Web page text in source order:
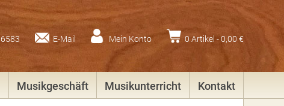
E-Mail Mein Konto 0 Artikel -0,00 €
Musikgeschäft Musikunterricht Kontakt